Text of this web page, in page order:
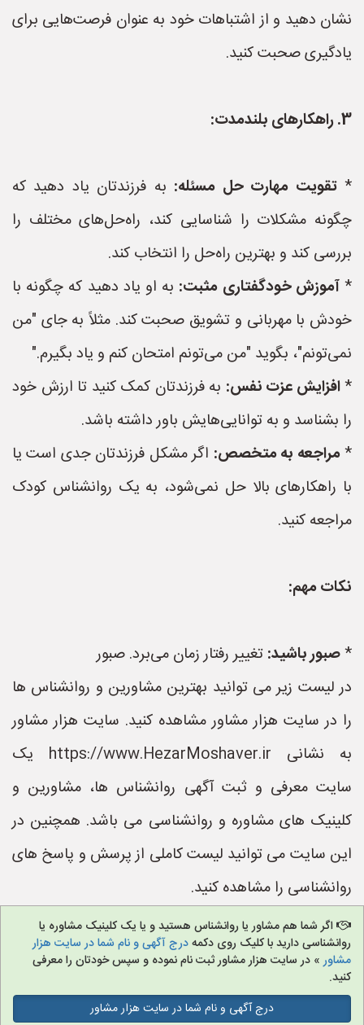
نشان دهید و از اشتباهات خود به عنوان فرصت‌هایی برای
یادگیری صحبت کنید.
3. راهکارهای بلندمدت:
*تقویت مهارت حل مسئله: به فرزندتان یاد دهید که
چگونه مشکلات را شناسایی کند، راه‌حل‌های مختلف را
بررسی کند و بهترین راه‌حل را انتخاب کند.
*آموزش خودگفتاری مثبت: به او یاد دهید که چگونه با
خودش با مهربانی و تشویق صحبت کند. مثلاً به جای "من
نمی‌تونم"، بگوید "من می‌تونم امتحان کنم و یاد بگیرم."
*افزایش عزت نفس: به فرزندتان کمک کنید تا ارزش خود
را بشناسد و به توانایی‌هایش باور داشته باشد.
*مراجعه به متخصص: اگر مشکل فرزندتان جدی است یا
با راهکارهای بالا حل نمی‌شود، به یک روانشناس کودک
مراجعه کنید.
نکات مهم:
*صبور باشید: تغییر رفتار زمان می‌برد. صبور
در لیست زیر می توانید بهترین مشاورین و روانشناس ها
را در سایت هزار مشاور مشاهده کنید. سایت هزار مشاور
به نشانی https://www.HezarMoshaver.ir یک
سایت معرفی و ثبت آگهی روانشناس ها، مشاورین و
کلینیک های مشاوره و روانشناسی می باشد. همچنین در
این سایت می توانید لیست کاملی از پرسش و پاسخ های
روانشناسی را مشاهده کنید.
اگر شما هم مشاور یا روانشناس هستید و یا یک کلینیک مشاوره یا
روانشناسی دارید با کلیک روی دکمهدرج آگهی و نام شما در سایت هزار
مشاور» در سایت هزار مشاور ثبت نام نموده و سپس خودتان را معرفی
کنید.
درج آگهی و نام شما در سایت هزار مشاور